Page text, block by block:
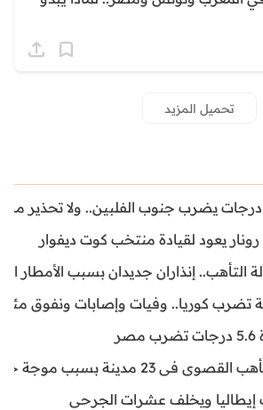
تحميل المزيد
يعود لقيادة منتخب كوت ديفوار
التأهب.. إنذاران جديدان بسبب الأمطار
كوريا.. وفيات وإصابات ونفوق مئات
23 مدينة بسبب موجة حر شديدة
إيطاليا ويخلف عشرات الجرحى